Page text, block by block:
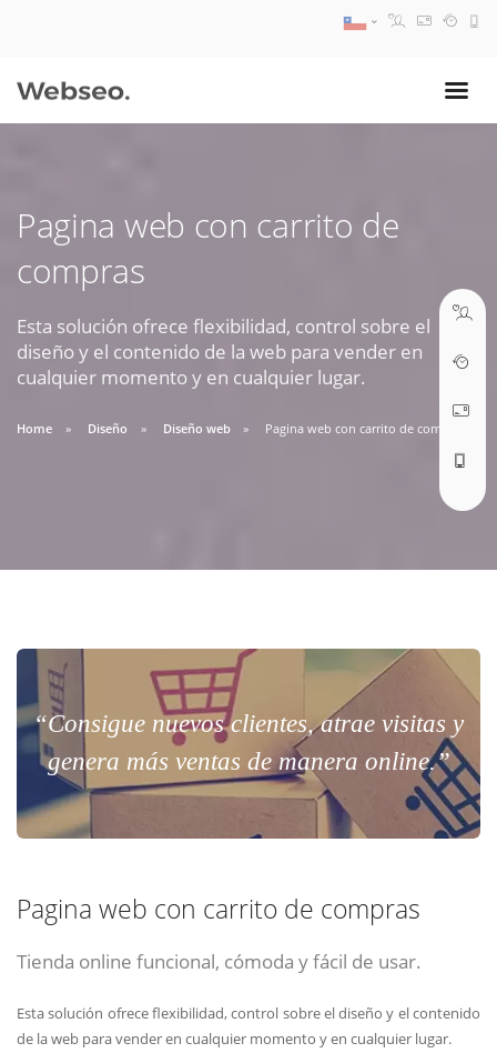
Pagina web con carrito de
compras
Esta solución ofrece flexibilidad, control sobre el
diseño y el contenido de la web para vender en
cualquier momento y en cualquier lugar.
Home Diseño Diseño web Pagina web con carrito de compras
“Consigue nuevos clientes, atrae visitas y
genera más ventas de manera online.”
Pagina web con carrito de compras
Tienda online funcional, cómoda y fácil de usar.
Esta solución ofrece flexibilidad, control sobre el diseño y el contenido
de la web para vender en cualquier momento y en cualquier lugar.
09:30 AM A 18:30 PM
ABRIR TICKET